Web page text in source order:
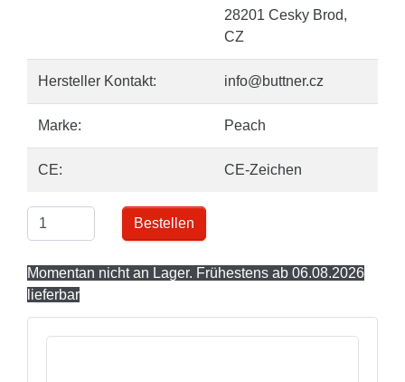
28201 Cesky Brod,
CZ
Hersteller Kontakt: info@buttner.cz
Marke: Peach
CE: CE-Zeichen
Bestellen
Momentan nicht an Lager. Frühestens ab 06.08.2026
lieferbar